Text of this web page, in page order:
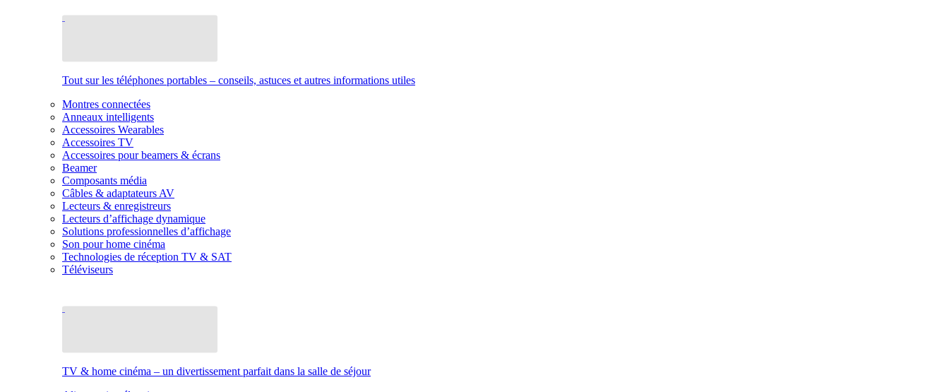
Tout sur les téléphones portables – conseils, astuces et autres informations utiles
Montres connectées
Anneaux intelligents
Accessoires Wearables
Accessoires TV
Accessoires pour beamers & écrans
Beamer
Composants média
Câbles & adaptateurs AV
Lecteurs & enregistreurs
Lecteurs d’affichage dynamique
Solutions professionnelles d’affichage
Son pour home cinéma
Technologies de réception TV & SAT
Téléviseurs
TV & home cinéma – un divertissement parfait dans la salle de séjour